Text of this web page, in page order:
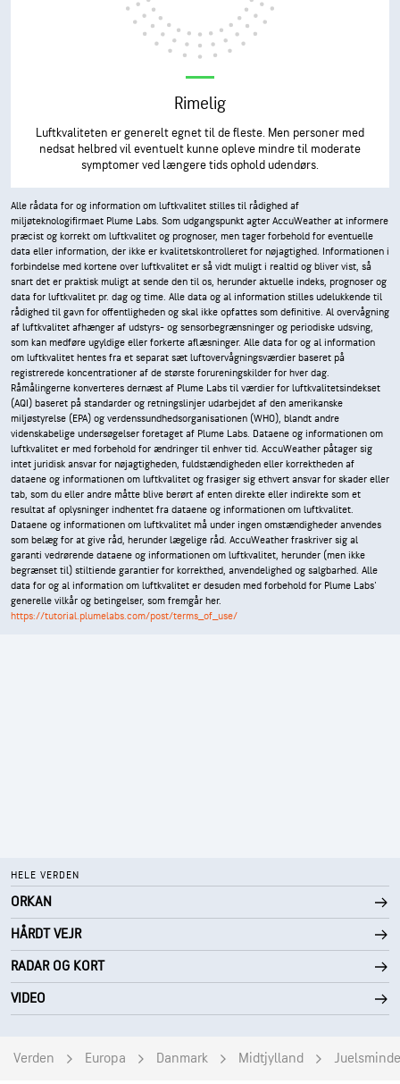
Rimelig
Luftkvaliteten er generelt egnet til de fleste. Men personer med
nedsat helbred vil eventuelt kunne opleve mindre til moderate
symptomer ved længere tids ophold udendørs.
Alle rådata for og information om luftkvalitet stilles til rådighed af
miljøteknologifirmaet Plume Labs. Som udgangspunkt agter AccuWeather at informere
præcist og korrekt om luftkvalitet og prognoser, men tager forbehold for eventuelle
data eller information, der ikke er kvalitetskontrolleret for nøjagtighed. Informationen i
forbindelse med kortene over luftkvalitet er så vidt muligt i realtid og bliver vist, så
snart det er praktisk muligt at sende den til os, herunder aktuelle indeks, prognoser og
data for luftkvalitet pr. dag og time. Alle data og al information stilles udelukkende til
rådighed til gavn for offentligheden og skal ikke opfattes som definitive. Al overvågning
af luftkvalitet afhænger af udstyrs- og sensorbegrænsninger og periodiske udsving,
som kan medføre ugyldige eller forkerte aflæsninger. Alle data for og al information
om luftkvalitet hentes fra et separat sæt luftovervågningsværdier baseret på
registrerede koncentrationer af de største forureningskilder for hver dag.
Råmålingerne konverteres dernæst af Plume Labs til værdier for luftkvalitetsindekset
(AQI) baseret på standarder og retningslinjer udarbejdet af den amerikanske
miljøstyrelse (EPA) og verdenssundhedsorganisationen (WHO), blandt andre
videnskabelige undersøgelser foretaget af Plume Labs. Dataene og informationen om
luftkvalitet er med forbehold for ændringer til enhver tid. AccuWeather påtager sig
intet juridisk ansvar for nøjagtigheden, fuldstændigheden eller korrektheden af
dataene og informationen om luftkvalitet og frasiger sig ethvert ansvar for skader eller
tab, som du eller andre måtte blive berørt af enten direkte eller indirekte som et
resultat af oplysninger indhentet fra dataene og informationen om luftkvalitet.
Dataene og informationen om luftkvalitet må under ingen omstændigheder anvendes
som belæg for at give råd, herunder lægelige råd. AccuWeather fraskriver sig al
garanti vedrørende dataene og informationen om luftkvalitet, herunder (men ikke
begrænset til) stiltiende garantier for korrekthed, anvendelighed og salgbarhed. Alle
data for og al information om luftkvalitet er desuden med forbehold for Plume Labs'
generelle vilkår og betingelser, som fremgår her.
https://tutorial.plumelabs.com/post/terms_of_use/
HELE VERDEN
ORKAN
HÅRDT VEJR
RADAR OG KORT
VIDEO
Verden Europa Danmark Midtjylland Juelsminde